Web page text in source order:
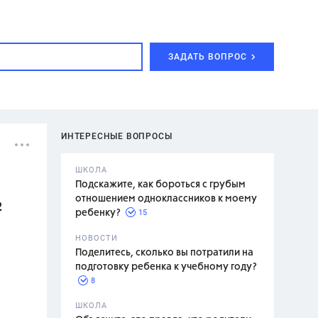
ЗАДАТЬ ВОПРОС
ИНТЕРЕСНЫЕ ВОПРОСЫ
ШКОЛА
Подскажите, как бороться с грубым
отношением одноклассников к моему
ребенку?
15
НОВОСТИ
Поделитесь, сколько вы потратили на
подготовку ребенка к учебному году?
8
ШКОЛА